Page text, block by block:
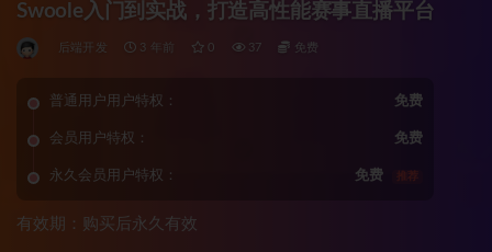
Swoole入门到实战，打造高性能赛事直播平台
后端开发 3 年前 0 37 免费
普通用户用户特权： 免费
会员用户特权： 免费
永久会员用户特权： 免费 推荐
有效期：购买后永久有效